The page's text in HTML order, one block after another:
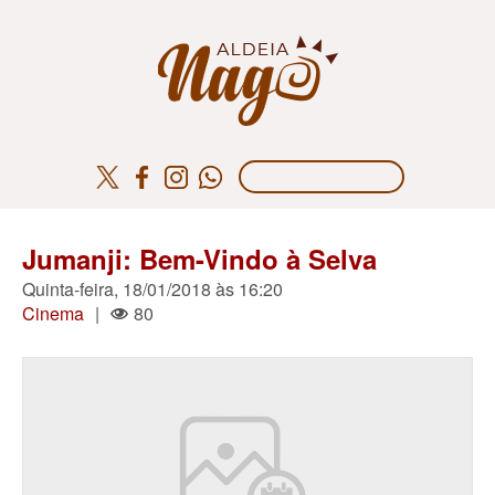
Jumanji: Bem-Vindo à Selva
Quinta-feira, 18/01/2018 às 16:20
Cinema | 80